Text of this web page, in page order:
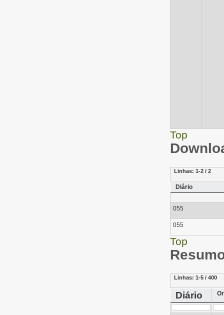
Top
Linhas: 1-2 / 2
Diário
055
055
Top
Linhas: 1-5 / 400
Diário